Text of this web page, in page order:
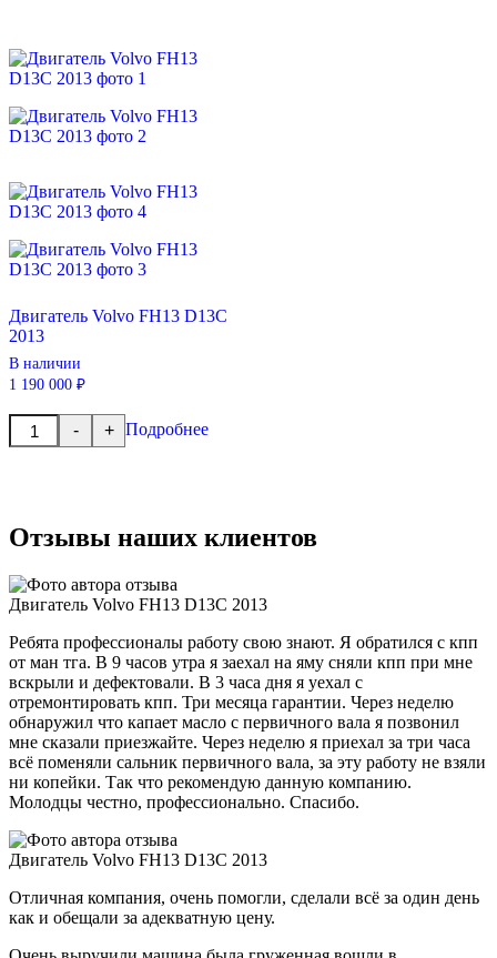
Двигатель Volvo FH13 D13C
2013
В наличии
1 190 000 ₽
-
Количество
товара
2013
+ Подробнее
Отзывы наших клиентов
Двигатель Volvo FH13 D13C 2013
Ребята профессионалы работу свою знают. Я обратился с кпп
от ман тга. В 9 часов утра я заехал на яму сняли кпп при мне
вскрыли и дефектовали. В 3 часа дня я уехал с
отремонтировать кпп. Три месяца гарантии. Через неделю
обнаружил что капает масло с первичного вала я позвонил
мне сказали приезжайте. Через неделю я приехал за три часа
всё поменяли сальник первичного вала, за эту работу не взяли
ни копейки. Так что рекомендую данную компанию.
Молодцы честно, профессионально. Спасибо.
Двигатель Volvo FH13 D13C 2013
Отличная компания, очень помогли, сделали всё за один день
как и обещали за адекватную цену.